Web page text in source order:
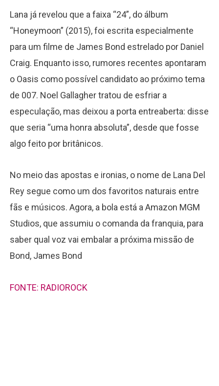
Lana já revelou que a faixa “24”, do álbum
“Honeymoon” (2015), foi escrita especialmente
para um filme de James Bond estrelado por Daniel
Craig. Enquanto isso, rumores recentes apontaram
o Oasis como possível candidato ao próximo tema
de 007. Noel Gallagher tratou de esfriar a
especulação, mas deixou a porta entreaberta: disse
que seria “uma honra absoluta”, desde que fosse
algo feito por britânicos.
No meio das apostas e ironias, o nome de Lana Del
Rey segue como um dos favoritos naturais entre
fãs e músicos. Agora, a bola está a Amazon MGM
Studios, que assumiu o comanda da franquia, para
saber qual voz vai embalar a próxima missão de
Bond, James Bond
FONTE: RADIOROCK